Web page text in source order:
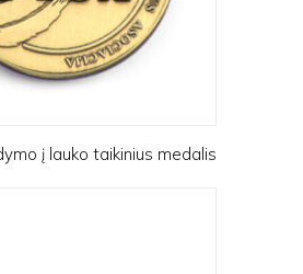
į lauko taikinius medalis